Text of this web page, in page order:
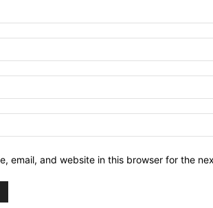
email, and website in this browser for the